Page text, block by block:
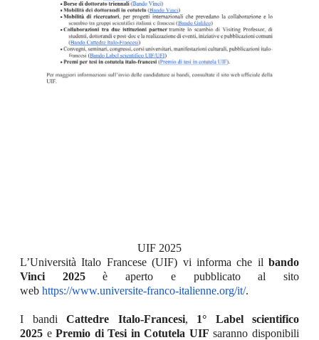
UIF 2025
L’Università Italo Francese (UIF) vi informa che il bando
Vinci 2025è aperto e pubblicato al sito
web https://www.universite-franco-italienne.org/it/.
I bandi Cattedre Italo-Francesi, 1° Label scientifico
2025 ePremio di Tesi in Cotutela UIF saranno disponibili